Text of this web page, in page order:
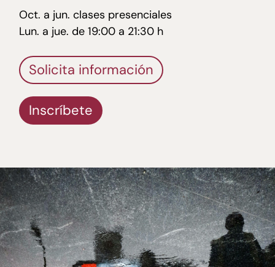
Oct. a jun. clases presenciales
Lun. a jue. de 19:00 a 21:30 h
Solicita información
Inscríbete